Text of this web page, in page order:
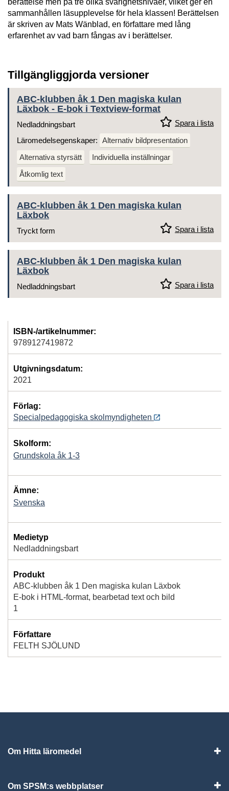
berättelse men på tre olika svårighetsnivåer, vilket ger en
sammanhållen läsupplevelse för hela klassen! Berättelsen
är skriven av Mats Wänblad, en författare med lång
erfarenhet av vad barn fångas av i berättelser.
Tillgängliggjorda versioner
ABC-klubben åk 1 Den magiska kulan
Läxbok - E-bok i Textview-format
Spara i lista
Nedladdningsbart
Läromedelsegenskaper: Alternativ bildpresentation
Alternativa styrsätt
Individuella inställningar
Åtkomlig text
ABC-klubben åk 1 Den magiska kulan
Läxbok
Spara i lista
Tryckt form
ABC-klubben åk 1 Den magiska kulan
Läxbok
Spara i lista
Nedladdningsbart
ISBN-/artikelnummer:
9789127419872
Utgivningsdatum:
2021
Förlag:
Specialpedagogiska skolmyndigheten
Skolform:
Grundskola åk 1-3
Ämne:
Svenska
Medietyp
Nedladdningsbart
Produkt
ABC-klubben åk 1 Den magiska kulan Läxbok
E-bok i HTML-format, bearbetad text och bild
1
Författare
FELTH SJÖLUND
Om Hitta läromedel
Om SPSM:s webbplatser